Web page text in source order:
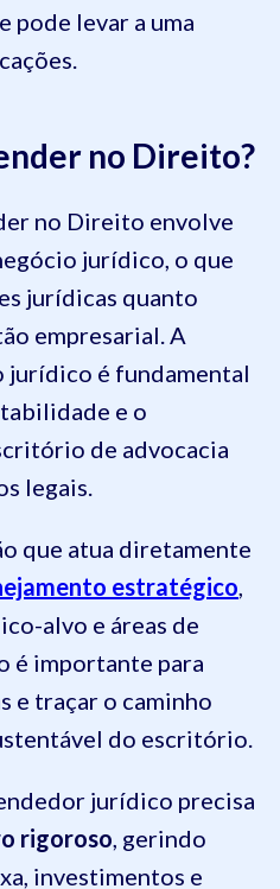
pode levar a uma
no Direito?
no Direito envolve
jurídico, o que
jurídicas quanto
empresarial. A
jurídico é fundamental
e o
de advocacia
legais.
que atua diretamente
estratégico,
alvo e áreas de
é importante para
e traçar o caminho
do escritório.
jurídico precisa
rigoroso, gerindo
investimentos e